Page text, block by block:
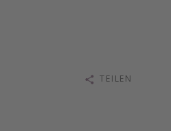
TEILEN